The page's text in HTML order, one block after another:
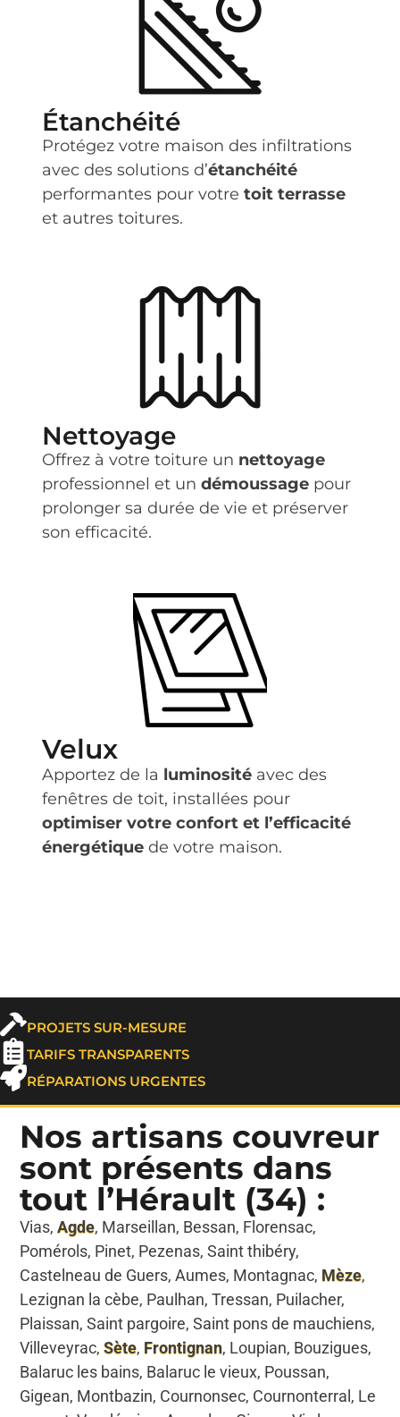
Étanchéité
Protégez votre maison des infiltrations
avec des solutions d’étanchéité
performantes pour votretoit terrasse
et autres toitures.
Nettoyage
Offrez à votre toiture un nettoyage
professionnel et undémoussage pour
prolonger sa durée de vie et préserver
son efficacité.
Velux
Apportez de la luminosité avec des
fenêtres de toit, installées pour
optimiser votre confort et l’efficacité
énergétique de votre maison.
PROJETS SUR-MESURE
TARIFS TRANSPARENTS
RÉPARATIONS URGENTES
Nos artisans couvreur
sont présents dans
tout l’Hérault (34) :
Vias,Agde, Marseillan, Bessan, Florensac,
Pomérols, Pinet, Pezenas, Saint thibéry,
Castelneau de Guers, Aumes, Montagnac, Mèze,
Lezignan la cèbe, Paulhan, Tressan, Puilacher,
Plaissan, Saint pargoire, Saint pons de mauchiens,
Villeveyrac,Sète, Frontignan, Loupian, Bouzigues,
Balaruc les bains, Balaruc le vieux, Poussan,
Gigean, Montbazin, Cournonsec, Cournonterral, Le